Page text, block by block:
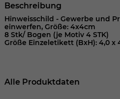
Beschreibung
Hinweisschild - Gewerbe und
einwerfen, Größe: 4x4cm
8 Stk/ Bogen (je Motiv 4 STK)
Größe Einzeletikett (BxH): 4,0 x
Alle Produktdaten
Laufzeit 1 Jahr
Dieses